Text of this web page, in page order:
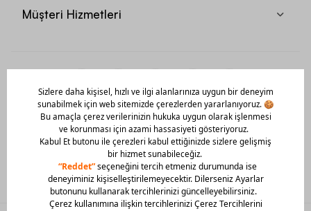
Müşteri Hizmetleri
Mobil Uygulamamızı Hemen İndir!